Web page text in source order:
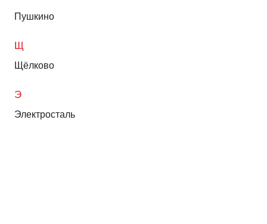
Пушкино
Щ
Щёлково
Э
Электросталь